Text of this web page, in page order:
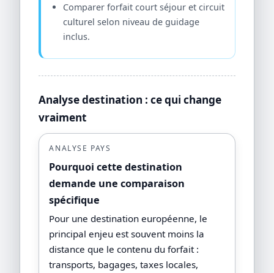
Comparer forfait court séjour et circuit
culturel selon niveau de guidage
inclus.
Analyse destination : ce qui change
vraiment
ANALYSE PAYS
Pourquoi cette destination
demande une comparaison
spécifique
Pour une destination européenne, le
principal enjeu est souvent moins la
distance que le contenu du forfait :
transports, bagages, taxes locales,